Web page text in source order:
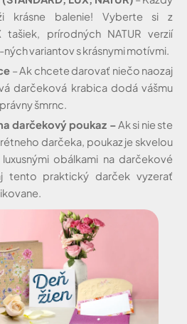
krásne balenie! Vyberte si z
tašiek, prírodných NATUR verzií
ných variantov s krásnymi motívmi.
– Ak chcete darovať niečo naozaj
darčeková krabica dodá vášmu
šmrnc.
darčekový poukaz –Ak si nie ste
darčeka, poukaz je skvelou
obálkami na darčekové
tento praktický darček vyzerať